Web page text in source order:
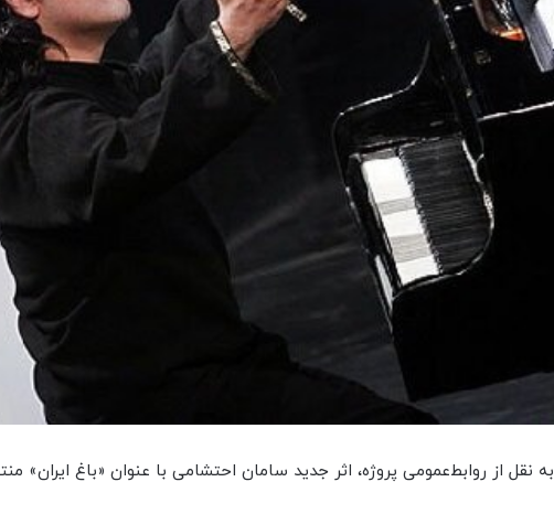
به نقل از روابط‌عمومی پروژه، اثر جدید سامان احتشامی با عنوان «باغ ایران»